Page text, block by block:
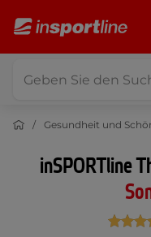
Gesundheit und
inSPORTline